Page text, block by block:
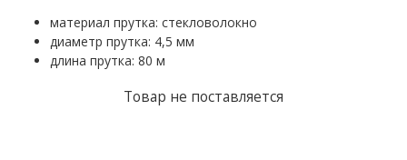
материал прутка: стекловолокно
диаметр прутка: 4,5 мм
длина прутка: 80 м
Товар не поставляется